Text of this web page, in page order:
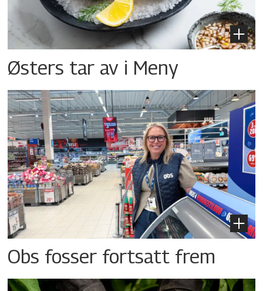
Østers tar av i Meny
Obs fosser fortsatt frem